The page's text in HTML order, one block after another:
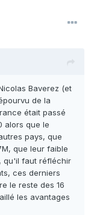
Baverez (et
de la
était passé
alors que le
pays, que
que leur faible
qu'il faut réfléchir
ces derniers
le reste des 16
les avantages